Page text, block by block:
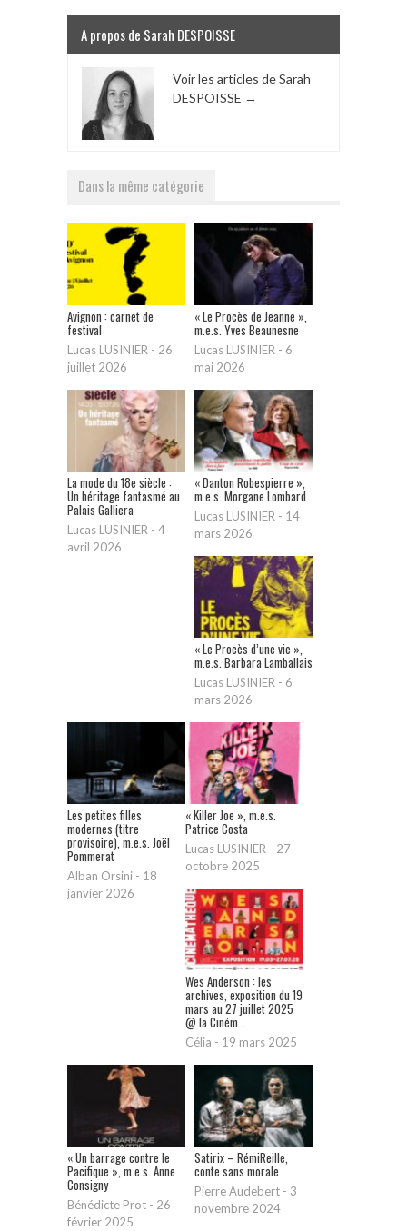
A propos de Sarah DESPOISSE
Voir les articles de Sarah
DESPOISSE →
Dans la même catégorie
Avignon : carnet de
festival
Lucas LUSINIER - 26
juillet 2026
« Le Procès de Jeanne »,
m.e.s. Yves Beaunesne
Lucas LUSINIER - 6
mai 2026
La mode du 18e siècle :
Un héritage fantasmé au
Palais Galliera
Lucas LUSINIER - 4
avril 2026
« Danton Robespierre »,
m.e.s. Morgane Lombard
Lucas LUSINIER - 14
mars 2026
« Le Procès d’une vie »,
m.e.s. Barbara Lamballais
Lucas LUSINIER - 6
mars 2026
Les petites filles
modernes (titre
provisoire), m.e.s. Joël
Pommerat
Alban Orsini - 18
janvier 2026
« Killer Joe », m.e.s.
Patrice Costa
Lucas LUSINIER - 27
octobre 2025
Wes Anderson : les
archives, exposition du 19
mars au 27 juillet 2025
@ la Ciném...
Célia - 19 mars 2025
« Un barrage contre le
Pacifique », m.e.s. Anne
Consigny
Bénédicte Prot - 26
février 2025
Satirix – RémiReille,
conte sans morale
Pierre Audebert - 3
novembre 2024